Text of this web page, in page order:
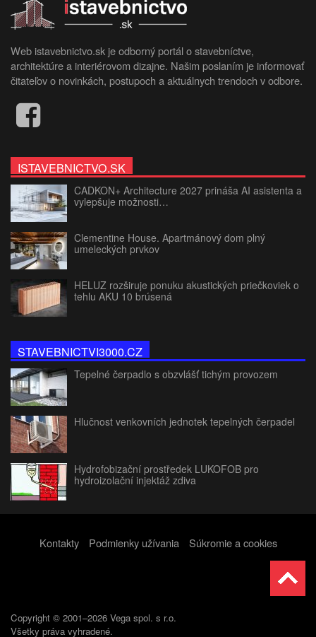
Web istavebnictvo.sk je odborný portál o stavebníctve,
architektúre a interiérovom dizajne. Našim poslaním je informovať
čitateľov o novinkách, postupoch a aktuálnych trendoch v odbore.
ISTAVEBNICTVO.SK
CADKON+ Architecture 2027 prináša AI asistenta a
vylepšuje možnosti…
Clementine House. Apartmánový dom plný
umeleckých prvkov
HELUZ rozširuje ponuku akustických priečkoviek o
tehlu AKU 10 brúsená
STAVEBNICTVI3000.CZ
Tepelné čerpadlo s obzvlášť tichým provozem
Hlučnost venkovních jednotek tepelných čerpadel
Hydrofobizační prostředek LUKOFOB pro
hydroizolační injektáž zdiva
Kontakty Podmienky užívania Súkromie a cookies
Copyright © 2001–2026 Vega spol. s r.o.
Všetky práva vyhradené.